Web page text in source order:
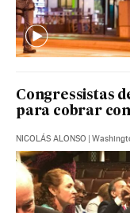
Congressistas
para cobrar
NICOLÁS ALONSO